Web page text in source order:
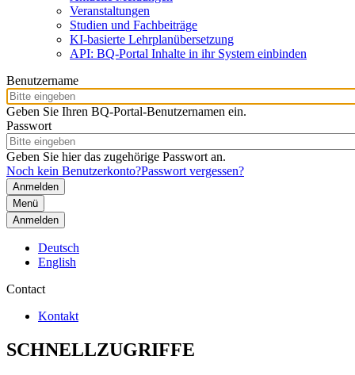
Veranstaltungen
Studien und Fachbeiträge
KI-basierte Lehrplanübersetzung
API: BQ-Portal Inhalte in ihr System einbinden
Benutzername
Geben Sie Ihren BQ-Portal-Benutzernamen ein.
Passwort
Geben Sie hier das zugehörige Passwort an.
Noch kein Benutzerkonto?Passwort vergessen?
Menü
Anmelden
Deutsch
English
Contact
Kontakt
SCHNELLZUGRIFFE